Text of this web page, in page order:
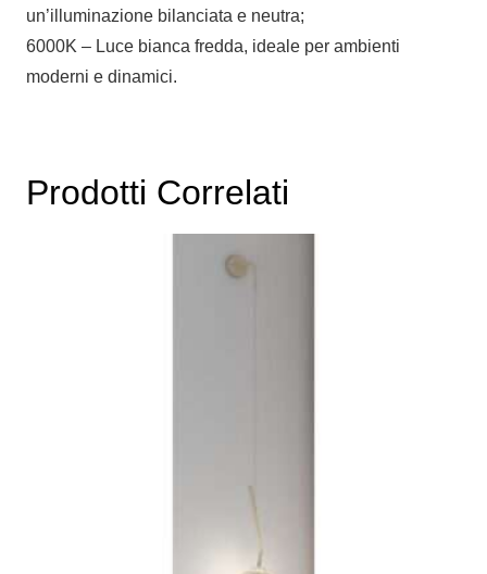
un’illuminazione bilanciata e neutra;
6000K – Luce bianca fredda, ideale per ambienti
moderni e dinamici.
Prodotti Correlati